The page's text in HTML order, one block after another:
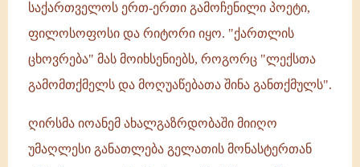
საქართველოს ერთ-ერთი გამოჩენილი პოეტი,
ფილოსოფოსი და რიტორი იყო. "ქართლის
ცხოვრება" მას მოიხსენიებს, როგორც "ლექსთა
გამომთქმელს და მოღუაწებათა შინა განთქმულს".
ღირსმა იოანემ ახალგაზრდობაში მიიღო
უმაღლესი განათლება გელათის მონასტერთან